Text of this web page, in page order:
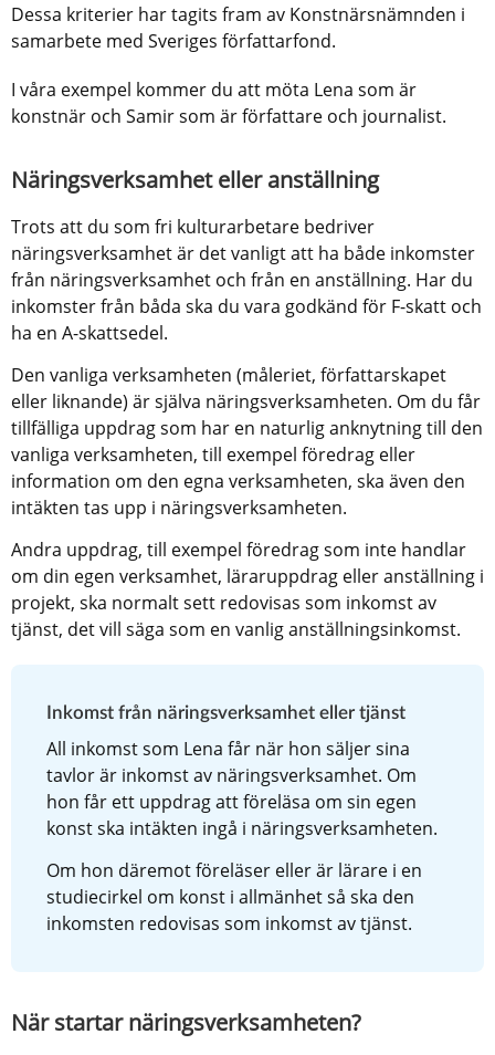
Dessa kriterier har tagits fram av Konstnärsnämnden i
samarbete med Sveriges författarfond.
I våra exempel kommer du att möta Lena som är
konstnär och Samir som är författare och journalist.
Näringsverksamhet eller anställning
Trots att du som fri kulturarbetare bedriver
näringsverksamhet är det vanligt att ha både inkomster
från näringsverksamhet och från en anställning. Har du
inkomster från båda ska du vara godkänd för F-skatt och
ha en A-skattsedel.
Den vanliga verksamheten (måleriet, författarskapet
eller liknande) är själva näringsverksamheten. Om du får
tillfälliga uppdrag som har en naturlig anknytning till den
vanliga verksamheten, till exempel föredrag eller
information om den egna verksamheten, ska även den
intäkten tas upp i näringsverksamheten.
Andra uppdrag, till exempel föredrag som inte handlar
om din egen verksamhet, läraruppdrag eller anställning i
projekt, ska normalt sett redovisas som inkomst av
tjänst, det vill säga som en vanlig anställningsinkomst.
Inkomst från näringsverksamhet eller tjänst
All inkomst som Lena får när hon säljer sina
tavlor är inkomst av näringsverksamhet. Om
hon får ett uppdrag att föreläsa om sin egen
konst ska intäkten ingå i näringsverksamheten.
Om hon däremot föreläser eller är lärare i en
studiecirkel om konst i allmänhet så ska den
inkomsten redovisas som inkomst av tjänst.
När startar näringsverksamheten?